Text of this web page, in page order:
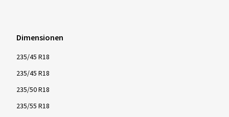
Dimensionen
235/45 R18
235/45 R18
235/50 R18
235/55 R18